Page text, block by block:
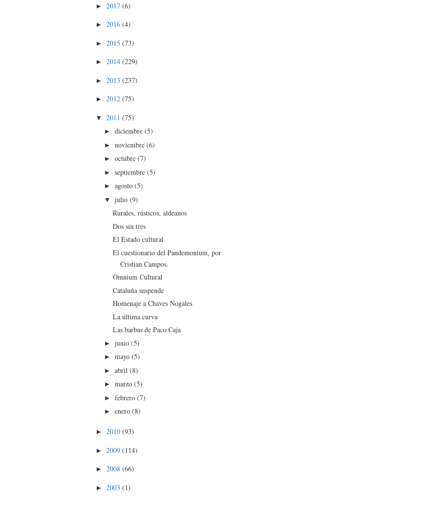
►2017(6)
►2016(4)
►2015(73)
►2014(229)
►2013(237)
►2012(75)
▼2011(75)
►diciembre(5)
►noviembre(6)
►octubre(7)
►septiembre(5)
►agosto(5)
▼julio(9)
Rurales, rústicos, aldeanos
Dos sin tres
El Estado cultural
El cuestionario del Pandemonium, por
Cristian Campos.
Òmnium Cultural
Cataluña suspende
Homenaje a Chaves Nogales
La última curva
Las barbas de Paco Caja
►junio(5)
►mayo(5)
►abril(8)
►marzo(5)
►febrero(7)
►enero(8)
►2010(93)
►2009(114)
►2008(66)
►2003(1)